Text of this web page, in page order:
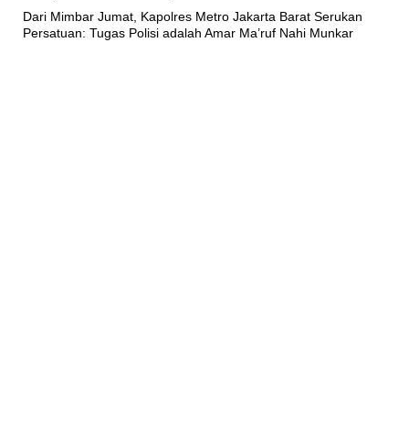
Dari Mimbar Jumat, Kapolres Metro Jakarta Barat Serukan
Persatuan: Tugas Polisi adalah Amar Ma’ruf Nahi Munkar